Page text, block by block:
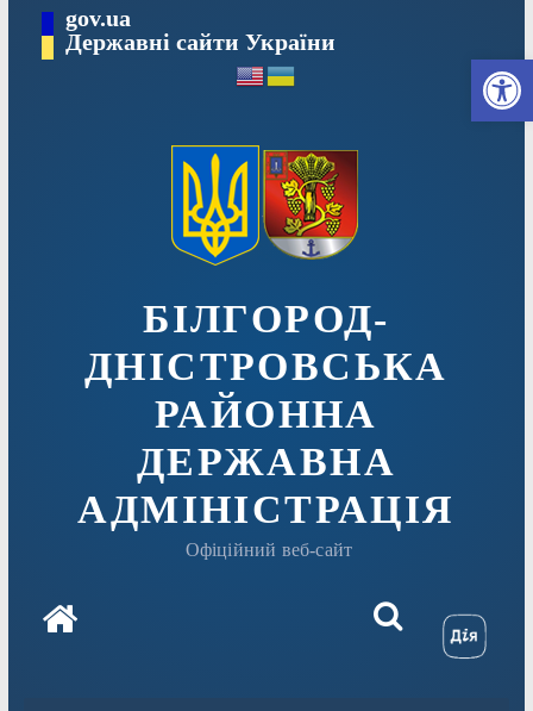
вмісту
gov.ua
Державні сайти України
БІЛГОРОД-
ДНІСТРОВСЬКА
РАЙОННА
ДЕРЖАВНА
АДМІНІСТРАЦІЯ
Офіційний веб-сайт